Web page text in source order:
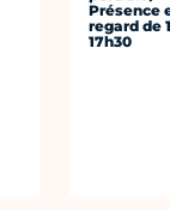
Présence
regard de
17h30